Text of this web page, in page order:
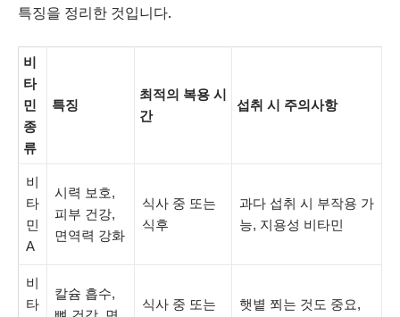
특징을 정리한 것입니다.
비
타
민
종
류
특징
최적의 복용 시
간
섭취 시 주의사항
비
타
민
A
시력 보호,
피부 건강,
면역력 강화
식사 중 또는
식후
과다 섭취 시 부작용 가
능, 지용성 비타민
비
타
칼슘 흡수,
식사 중 또는 햇볕 쬐는 것도 중요,